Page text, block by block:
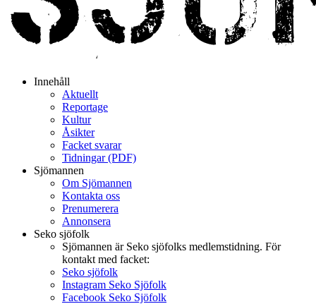
Innehåll
Aktuellt
Reportage
Kultur
Åsikter
Facket svarar
Tidningar (PDF)
Sjömannen
Om Sjömannen
Kontakta oss
Prenumerera
Annonsera
Seko sjöfolk
Sjömannen är Seko sjöfolks medlemstidning. För
kontakt med facket:
Seko sjöfolk
Instagram Seko Sjöfolk
Facebook Seko Sjöfolk